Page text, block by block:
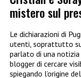
mistero sul
Le dichiarazioni di
utenti, soprattutto su
parlato di una
blogger di cercare
spiegando l’origine